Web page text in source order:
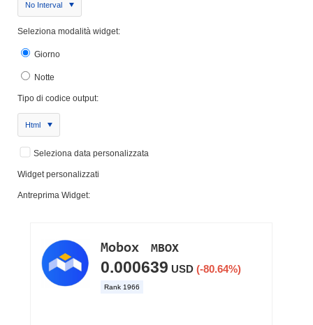
No Interval
Seleziona modalità widget:
Giorno
Notte
Tipo di codice output:
Html
Seleziona data personalizzata
Widget personalizzati
Antreprima Widget: